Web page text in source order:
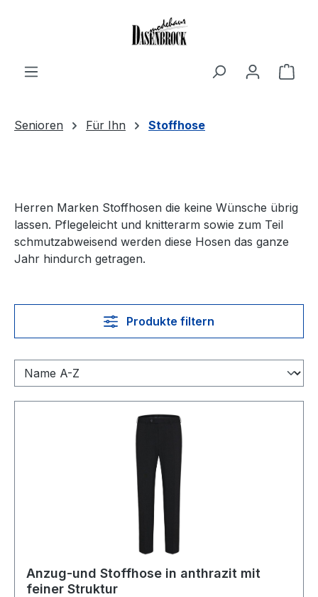
Senioren Für Ihn Stoffhose
Herren Marken Stoffhosen die keine Wünsche übrig
lassen. Pflegeleicht und knitterarm sowie zum Teil
schmutzabweisend werden diese Hosen das ganze
Jahr hindurch getragen.
Produkte filtern
Anzug-und Stoffhose in anthrazit mit
feiner Struktur